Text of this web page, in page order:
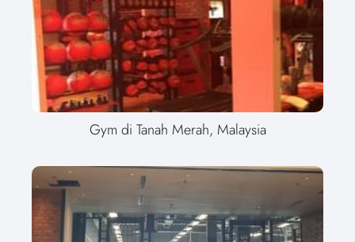
Gym di Tanah Merah, Malaysia